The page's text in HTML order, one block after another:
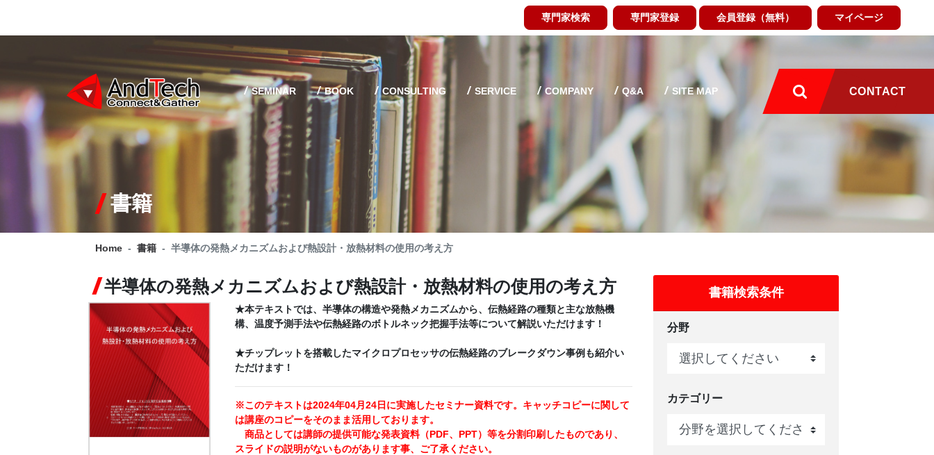
専門家検索 専門家登録 会員登録（無料） マイページ
SEMINAR BOOK CONSULTING SERVICE COMPANY Q&A SITE MAP CONTACT
書籍
Home 書籍 半導体の発熱メカニズムおよび熱設計・放熱材料の使用の考え方
半導体の発熱メカニズムおよび熱設計・放熱材料の使用の考え方
★本テキストでは、半導体の構造や発熱メカニズムから、伝熱経路の種類と主な放熱機
構、温度予測手法や伝熱経路のボトルネック把握手法等について解説いただけます！
★チップレットを搭載したマイクロプロセッサの伝熱経路のブレークダウン事例も紹介い
ただけます！
※このテキストは2024年04月24日に実施したセミナー資料です。キャッチコピーに関して
は講座のコピーをそのまま活用しております。
商品としては講師の提供可能な発表資料（PDF、PPT）等を分割印刷したものであり、
スライドの説明がないものがあります事、ご了承ください。
書籍検索条件
分野
カテゴリー